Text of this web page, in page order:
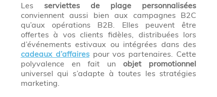
Les serviettes de plage personnalisées
conviennent aussi bien aux campagnes B2C
qu’aux opérations B2B. Elles peuvent être
offertes à vos clients fidèles, distribuées lors
d’événements estivaux ou intégrées dans des
cadeaux d’affairespour vos partenaires. Cette
polyvalence en fait unobjet promotionnel
universel qui s’adapte à toutes les stratégies
marketing.